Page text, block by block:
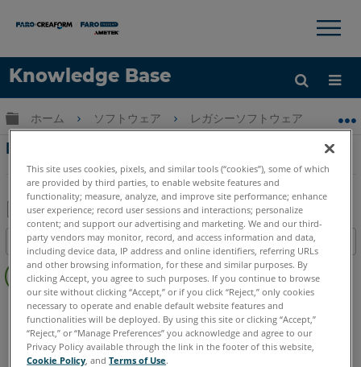
Knowledge Base
言語
ヘルプ サインイン
×
グローバル階層を展開/折りたたむ
ホーム ソフトウェア レガシーソフトウェア レ
RevitとVirtuSurvで新しいウィンドウファミ
リチュートリアルを作成する
PDF
と
し
て
目次
ッ
ダ
ー
な
し
PointSense Revit
CAD Plugin
VirtuSurv
This site uses cookies, pixels, and similar tools (“cookies”), some of which
are provided by third parties, to enable website features and
functionality; measure, analyze, and improve site performance; enhance
user experience; record user sessions and interactions; personalize
content; and support our advertising and marketing. We and our third-
party vendors may monitor, record, and access information and data,
including device data, IP address and online identifiers, referring URLs
and other browsing information, for these and similar purposes. By
clicking Accept, you agree to such purposes. If you continue to browse
our site without clicking “Accept,” or if you click “Reject,” only cookies
necessary to operate and enable default website features and
functionalities will be deployed. By using this site or clicking “Accept,”
“Reject,” or “Manage Preferences” you acknowledge and agree to our
Privacy Policy available through the link in the footer of this website,
Cookie Policy , andTerms of Use.